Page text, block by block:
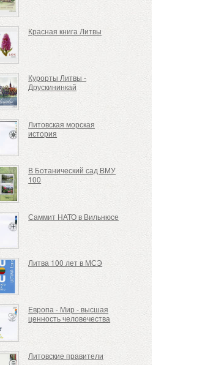
Красная книга Литвы
Курорты Литвы -
Друскининкай
Литовская морская
история
В Ботанический сад ВМУ
100
Саммит НАТО в Вильнюсе
Литва 100 лет в МСЭ
Европа - Мир - высшая
ценность человечества
Литовские правители